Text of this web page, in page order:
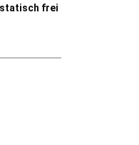
statisch frei